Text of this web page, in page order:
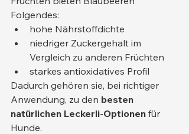
Folgendes:
hohe Nährstoffdichte
niedriger Zuckergehalt im
Vergleich zu anderen Früchten
starkes antioxidatives Profil
Dadurch gehören sie, bei richtiger
Anwendung, zu den besten
natürlichen Leckerli-Optionen für
Hunde.